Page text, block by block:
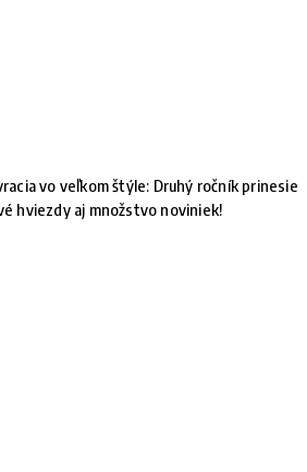
vo veľkom štýle: Druhý ročník prinesie
hviezdy aj množstvo noviniek!